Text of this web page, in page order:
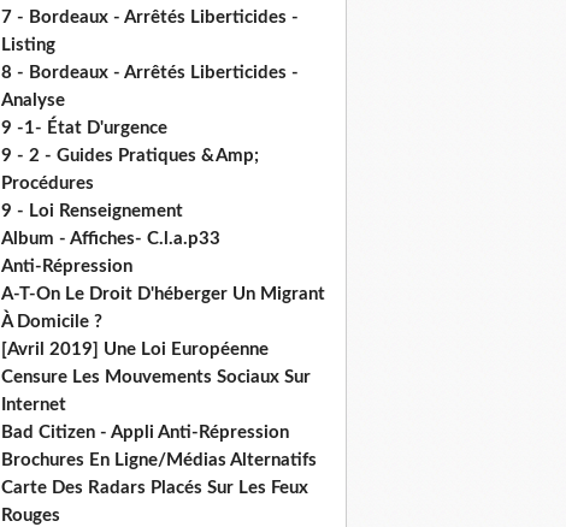
7 - Bordeaux - Arrêtés Liberticides -
Listing
8 - Bordeaux - Arrêtés Liberticides -
Analyse
9 -1- État D'urgence
9 - 2 - Guides Pratiques &Amp;
Procédures
9 - Loi Renseignement
Album - Affiches- C.l.a.p33
Anti-Répression
A-T-On Le Droit D'héberger Un Migrant
À Domicile ?
[Avril 2019] Une Loi Européenne
Censure Les Mouvements Sociaux Sur
Internet
Bad Citizen - Appli Anti-Répression
Brochures En Ligne/Médias Alternatifs
Carte Des Radars Placés Sur Les Feux
Rouges